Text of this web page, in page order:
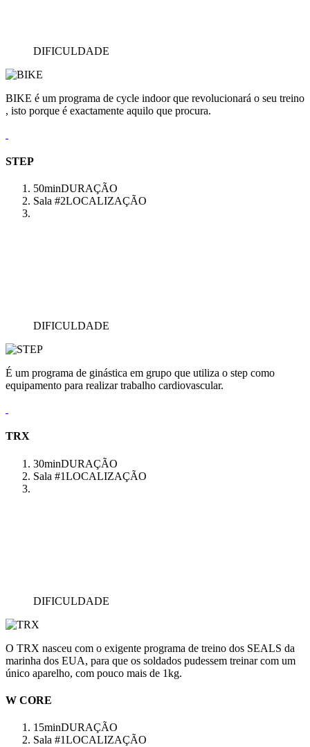
DIFICULDADE
BIKE é um programa de cycle indoor que revolucionará o seu treino
, isto porque é exactamente aquilo que procura.
STEP
50minDURAÇÃO
Sala #2LOCALIZAÇÃO
DIFICULDADE
É um programa de ginástica em grupo que utiliza o step como
equipamento para realizar trabalho cardiovascular.
TRX
30minDURAÇÃO
Sala #1LOCALIZAÇÃO
DIFICULDADE
O TRX nasceu com o exigente programa de treino dos SEALS da
marinha dos EUA, para que os soldados pudessem treinar com um
único aparelho, com pouco mais de 1kg.
W CORE
15minDURAÇÃO
Sala #1LOCALIZAÇÃO